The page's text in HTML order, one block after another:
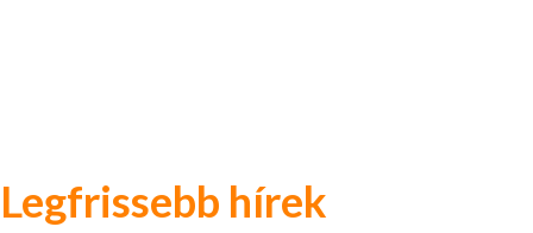
Legfrissebb hírek